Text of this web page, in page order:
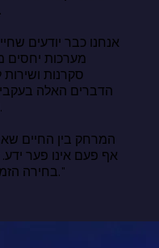
בחירה הזמינה לכל אחד ואחת מאיתנו, כיום."